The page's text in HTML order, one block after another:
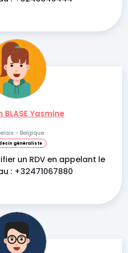
BLASE Yasmine
- Belgique
généraliste
un RDV en appelant le
: +32471067880